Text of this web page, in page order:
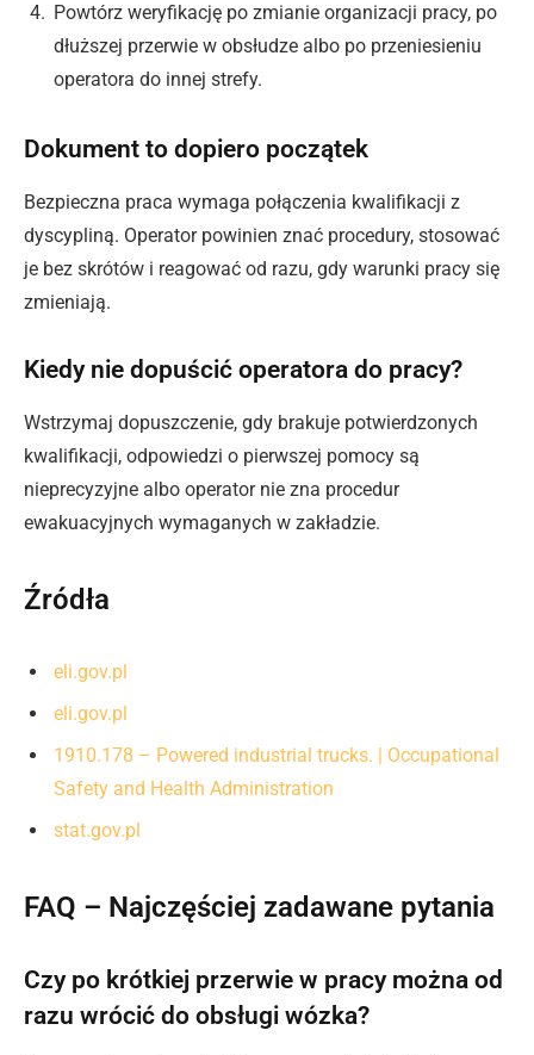
Powtórz weryfikację po zmianie organizacji pracy, po
dłuższej przerwie w obsłudze albo po przeniesieniu
operatora do innej strefy.
Dokument to dopiero początek
Bezpieczna praca wymaga połączenia kwalifikacji z
dyscypliną. Operator powinien znać procedury, stosować
je bez skrótów i reagować od razu, gdy warunki pracy się
zmieniają.
Kiedy nie dopuścić operatora do pracy?
Wstrzymaj dopuszczenie, gdy brakuje potwierdzonych
kwalifikacji, odpowiedzi o pierwszej pomocy są
nieprecyzyjne albo operator nie zna procedur
ewakuacyjnych wymaganych w zakładzie.
Źródła
eli.gov.pl
eli.gov.pl
1910.178 – Powered industrial trucks. | Occupational
Safety and Health Administration
stat.gov.pl
FAQ – Najczęściej zadawane pytania
Czy po krótkiej przerwie w pracy można od
razu wrócić do obsługi wózka?